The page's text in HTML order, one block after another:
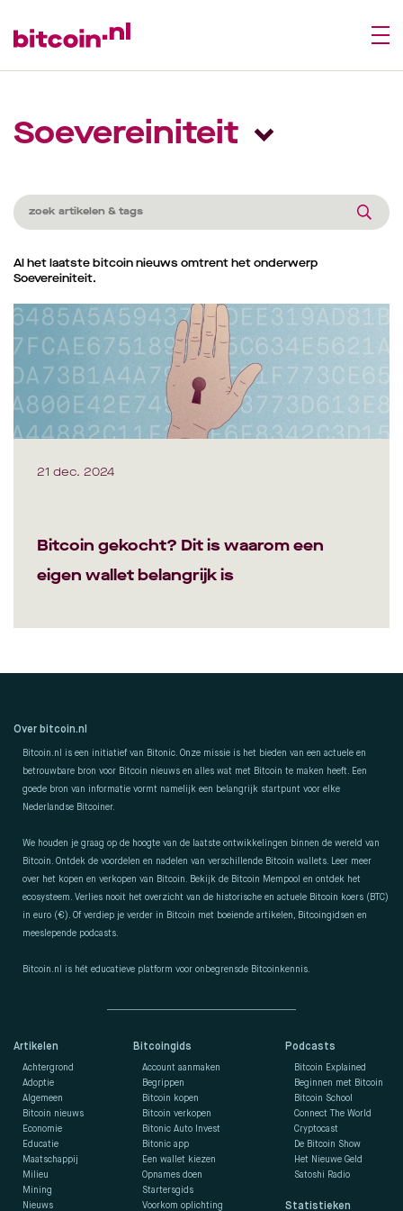
Soevereiniteit
Al het laatste bitcoin nieuws omtrent het onderwerp
Soevereiniteit.
21 dec. 2024
Bitcoin gekocht? Dit is waarom een
eigen wallet belangrijk is
Artikelen
Achtergrond
Adoptie
Algemeen
Bitcoin nieuws
Economie
Educatie
Maatschappij
Milieu
Mining
Nieuws
Bitcoingids
Account aanmaken
Begrippen
Bitcoin kopen
Bitcoin verkopen
Bitonic Auto Invest
Bitonic app
Een wallet kiezen
Opnames doen
Startersgids
Voorkom oplichting
Podcasts
Bitcoin Explained
Beginnen met Bitcoin
Bitcoin School
Connect The World
Cryptocast
De Bitcoin Show
Het Nieuwe Geld
Satoshi Radio
Statistieken
Over bitcoin.nl
Bitcoin.nl is een initiatief van Bitonic. Onze missie is het bieden van een actuele en
betrouwbare bron voor Bitcoin nieuws en alles wat met Bitcoin te maken heeft. Een
goede bron van informatie vormt namelijk een belangrijk startpunt voor elke
Nederlandse Bitcoiner.
We houden je graag op de hoogte van de laatste ontwikkelingen binnen de wereld van
Bitcoin. Ontdek de voordelen en nadelen van verschillende Bitcoin wallets. Leer meer
over het kopen en verkopen van Bitcoin. Bekijk de Bitcoin Mempool en ontdek het
ecosysteem. Verlies nooit het overzicht van de historische en actuele Bitcoin koers (BTC)
in euro (€). Of verdiep je verder in Bitcoin met boeiende artikelen, Bitcoingidsen en
meeslepende podcasts.
Bitcoin.nl is hét educatieve platform voor onbegrensde Bitcoinkennis.